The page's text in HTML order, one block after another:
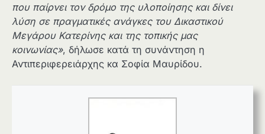
που παίρνει τον δρόμο της υλοποίησης και δίνει
λύση σε πραγματικές ανάγκες του Δικαστικού
Μεγάρου Κατερίνης και της τοπικής μας
κοινωνίας», δήλωσε κατά τη συνάντηση η
Αντιπεριφερειάρχης κα Σοφία Μαυρίδου.